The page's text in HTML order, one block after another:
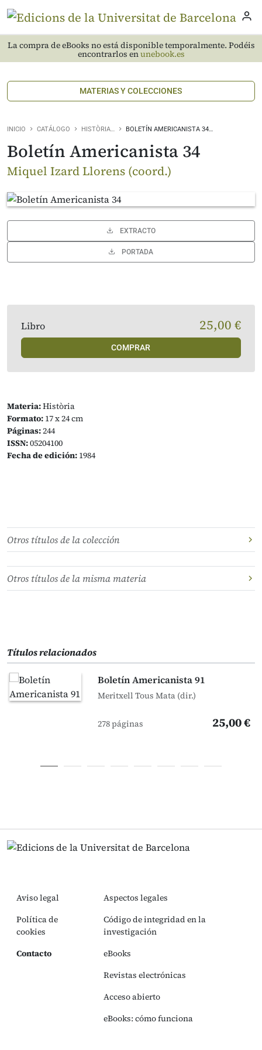
La compra de eBooks no está disponible temporalmente. Podéis
encontrarlos enunebook.es
MATERIAS Y COLECCIONES
INICIO CATÁLOGO HISTÒRIA… BOLETÍN AMERICANISTA 34…
Boletín Americanista 34
Miquel Izard Llorens (coord.)
EXTRACTO
PORTADA
Materia:Història
Formato: 17 x 24 cm
Páginas:244
ISSN:05204100
Fecha de edición: 1984
Libro 25,00 €
COMPRAR
Otros títulos de la colección
Otros títulos de la misma materia
Títulos relacionados
Boletín Americanista 91
Meritxell Tous Mata (dir.)
278 páginas 25,00 €
Aviso legal
Política de
cookies
Contacto
Aspectos legales
Código de integridad en la
investigación
eBooks
Revistas electrónicas
Acceso abierto
eBooks: cómo funciona